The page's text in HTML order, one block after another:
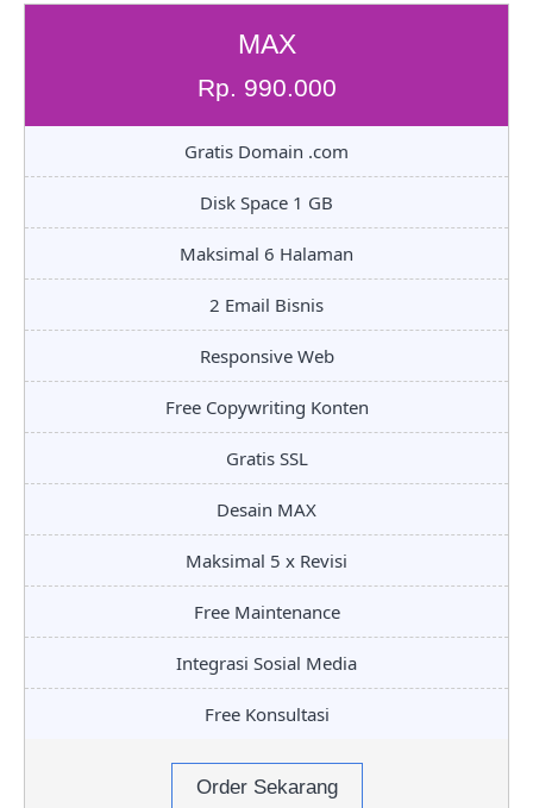
MAX
Rp. 990.000
Gratis Domain .com
Disk Space 1 GB
Maksimal 6 Halaman
2 Email Bisnis
Responsive Web
Free Copywriting Konten
Gratis SSL
Desain MAX
Maksimal 5 x Revisi
Free Maintenance
Integrasi Sosial Media
Free Konsultasi
Order Sekarang